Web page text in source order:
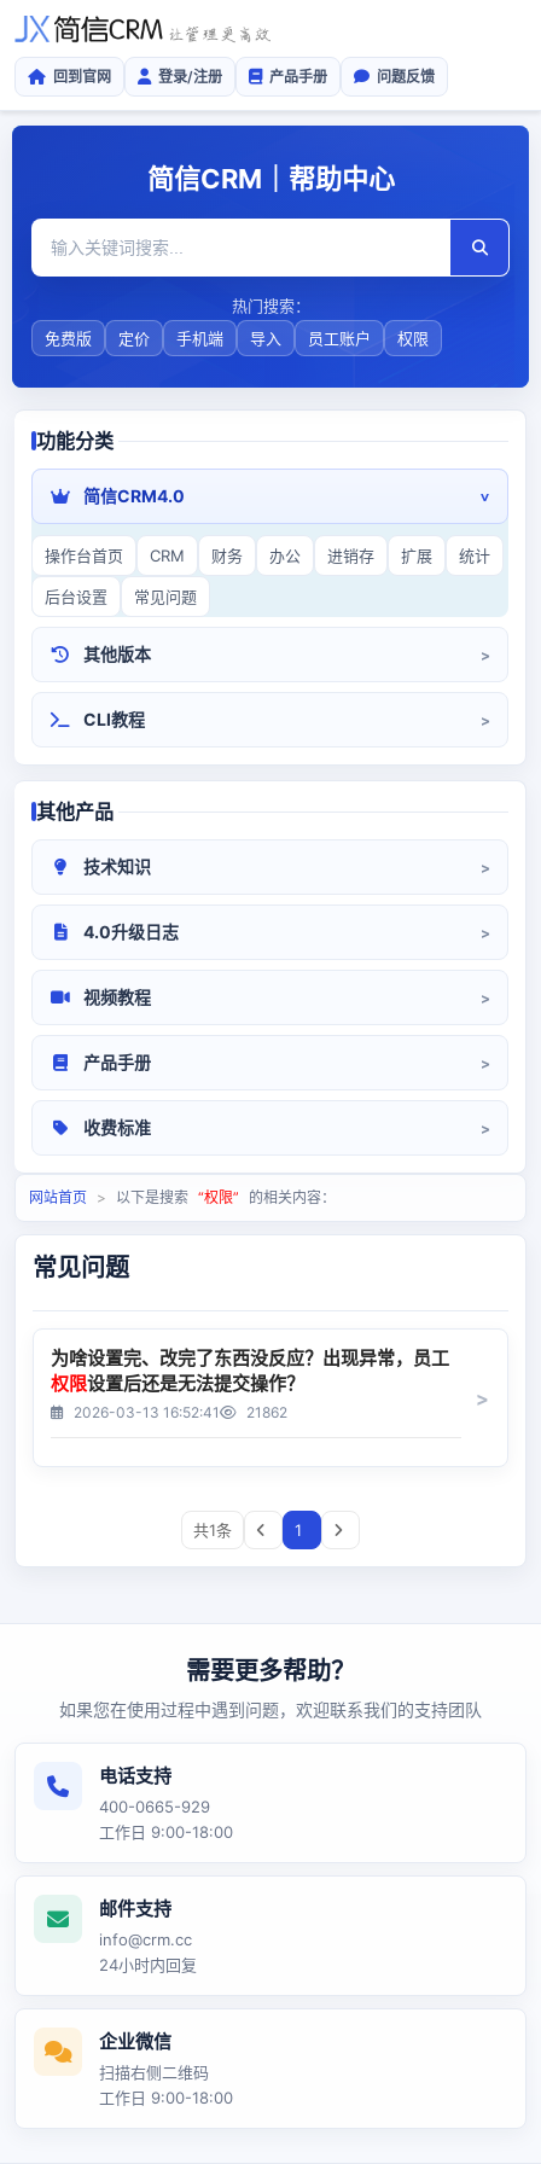
回到官网 登录/注册 产品手册 问题反馈
简信CRM｜帮助中心
热门搜索：
免费版
定价 手机端 导入 员工账户 权限
功能分类
简信CRM4.0
操作台首页 CRM 财务 办公 进销存 扩展 统计
后台设置 常见问题
其他版本
CLI教程
其他产品
技术知识
4.0升级日志
视频教程
产品手册
收费标准
相关问题 定价标准
网站首页 > 以下是搜索 “权限” 的相关内容：
常见问题
为啥设置完、改完了东西没反应？出现异常，员工
权限设置后还是无法提交操作？
2026-03-13 16:52:41 21862
共1条 1
需要更多帮助？
如果您在使用过程中遇到问题，欢迎联系我们的支持团队
电话支持
400-0665-929
工作日 9:00-18:00
邮件支持
info@crm.cc
24小时内回复
企业微信
扫描右侧二维码
工作日 9:00-18:00